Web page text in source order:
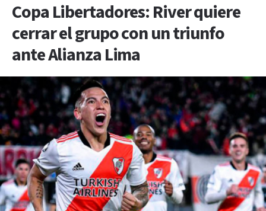
Copa Libertadores: River quiere
cerrar el grupo con un triunfo
ante Alianza Lima